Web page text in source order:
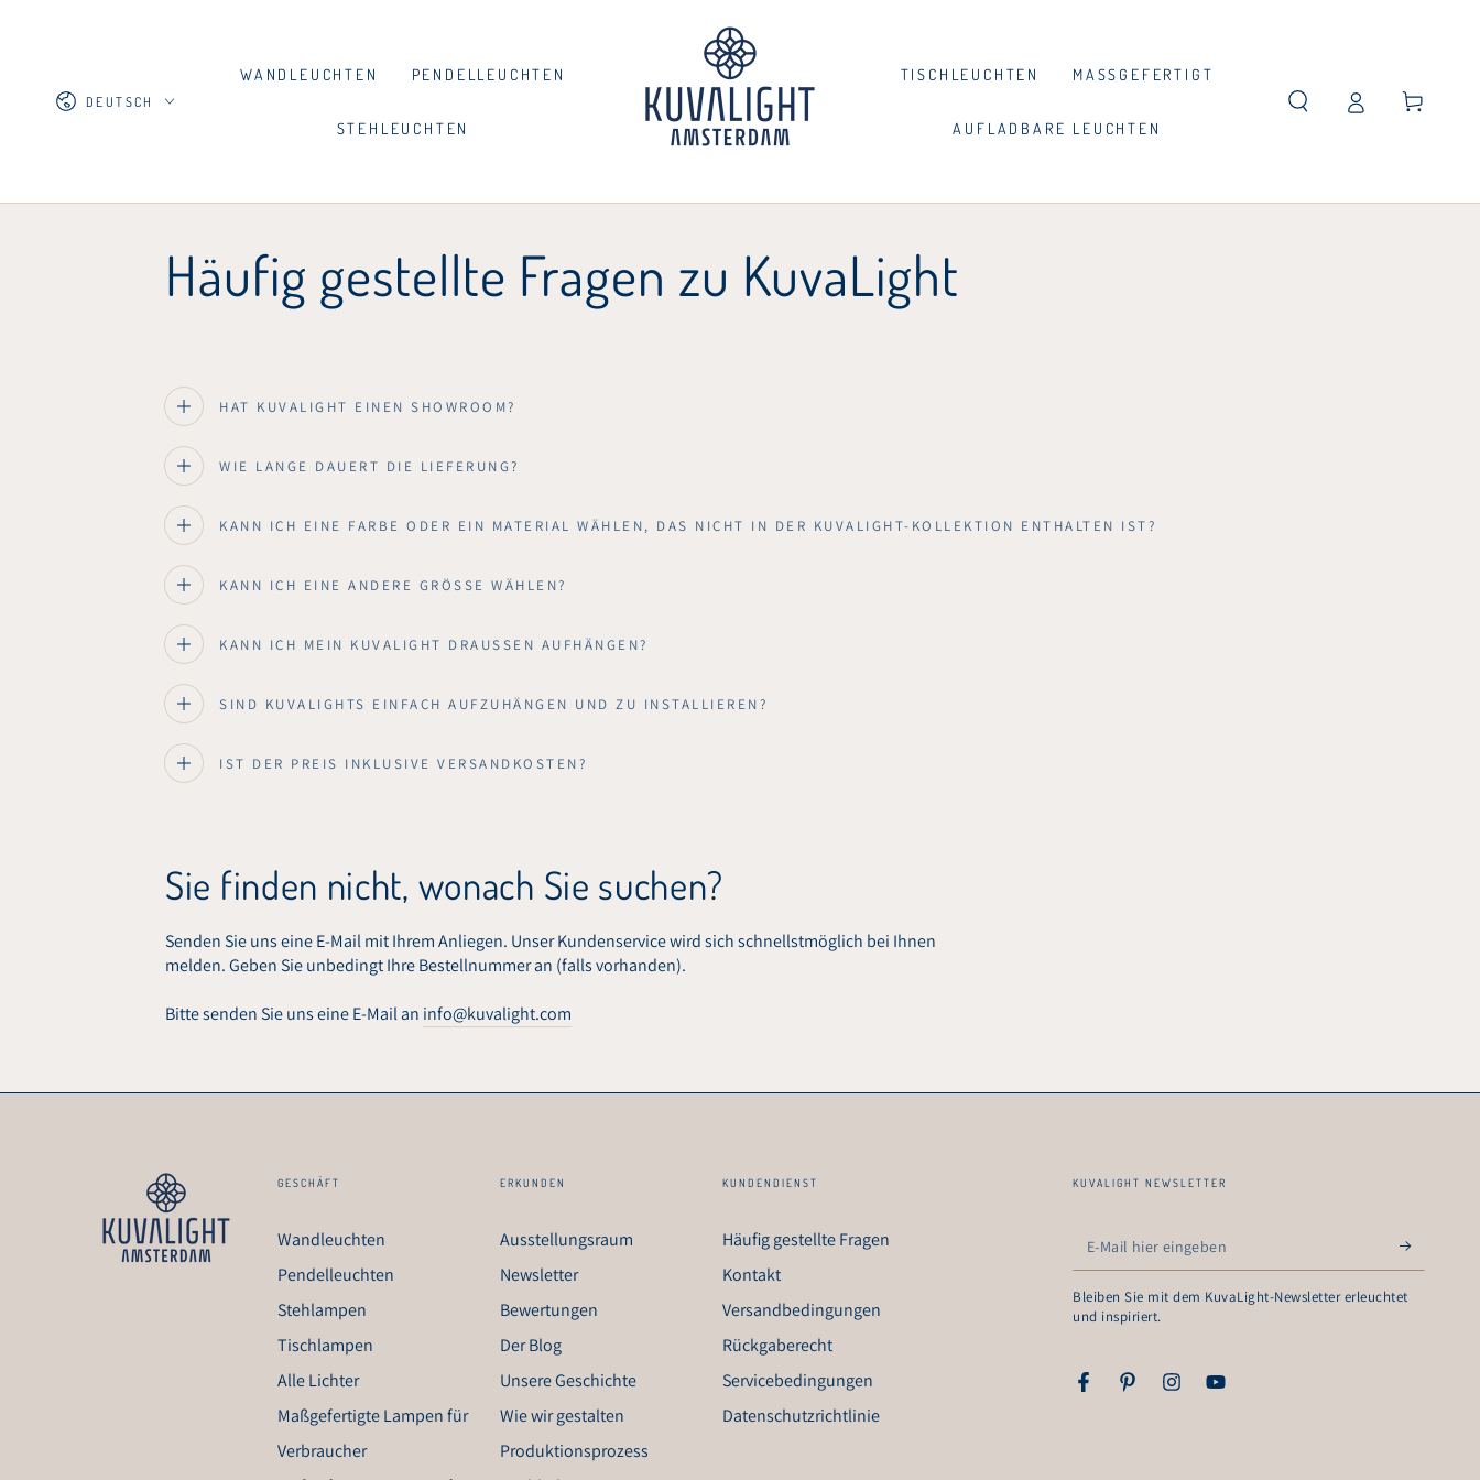
SpracheDEUTSCH
WANDLEUCHTEN PENDELLEUCHTEN
STEHLEUCHTEN
TISCHLEUCHTEN MASSGEFERTIGT
AUFLADBARE LEUCHTEN
Warenkorb
Häufig gestellte Fragen zu KuvaLight
HAT KUVALIGHT EINEN SHOWROOM?
WIE LANGE DAUERT DIE LIEFERUNG?
KANN ICH EINE FARBE ODER EIN MATERIAL WÄHLEN, DAS NICHT IN DER KUVALIGHT-KOLLEKTION ENTHALTEN IST?
KANN ICH EINE ANDERE GRÖSSE WÄHLEN?
KANN ICH MEIN KUVALIGHT DRAUSSEN AUFHÄNGEN?
SIND KUVALIGHTS EINFACH AUFZUHÄNGEN UND ZU INSTALLIEREN?
IST DER PREIS INKLUSIVE VERSANDKOSTEN?
Sie finden nicht, wonach Sie suchen?
Senden Sie uns eine E-Mail mit Ihrem Anliegen. Unser Kundenservice wird sich schnellstmöglich bei Ihnen
melden. Geben Sie unbedingt Ihre Bestellnummer an (falls vorhanden).
Bitte senden Sie uns eine E-Mail an info@kuvalight.com
GESCHÄFT
Wandleuchten
Pendelleuchten
Stehlampen
Tischlampen
Alle Lichter
Maßgefertigte Lampen für
Verbraucher
ERKUNDEN
Ausstellungsraum
Newsletter
Bewertungen
Der Blog
Unsere Geschichte
Wie wir gestalten
Produktionsprozess
KUNDENDIENST
Häufig gestellte Fragen
Kontakt
Versandbedingungen
Rückgaberecht
Servicebedingungen
Datenschutzrichtlinie
KUVALIGHT NEWSLETTER
E-
Mail
hier
Bleiben Sie mit dem KuvaLight-Newsletter erleuchtet
und inspiriert.
FacebookPinterestInstagramYouTube